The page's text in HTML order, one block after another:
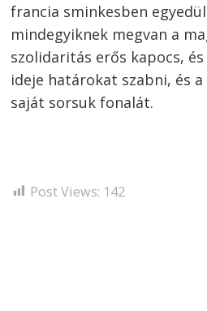
francia sminkesben
mindegyiknek megvan a
szolidaritás erős kapocs,
ideje határokat szabni, és
saját sorsuk fonalát.
Post Views: 142